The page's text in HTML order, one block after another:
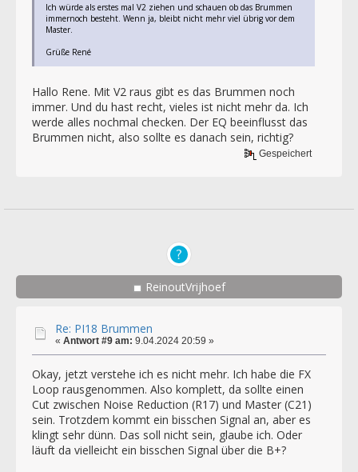
Ich würde als erstes mal V2 ziehen und schauen ob das Brummen
immernoch besteht. Wenn ja, bleibt nicht mehr viel übrig vor dem
Master.
Grüße René
Hallo Rene. Mit V2 raus gibt es das Brummen noch
immer. Und du hast recht, vieles ist nicht mehr da. Ich
werde alles nochmal checken. Der EQ beeinflusst das
Brummen nicht, also sollte es danach sein, richtig?
Gespeichert
ReinoutVrijhoef
Re: PI18 Brummen
« Antwort #9 am: 9.04.2024 20:59 »
Okay, jetzt verstehe ich es nicht mehr. Ich habe die FX
Loop rausgenommen. Also komplett, da sollte einen
Cut zwischen Noise Reduction (R17) und Master (C21)
sein. Trotzdem kommt ein bisschen Signal an, aber es
klingt sehr dünn. Das soll nicht sein, glaube ich. Oder
läuft da vielleicht ein bisschen Signal über die B+?